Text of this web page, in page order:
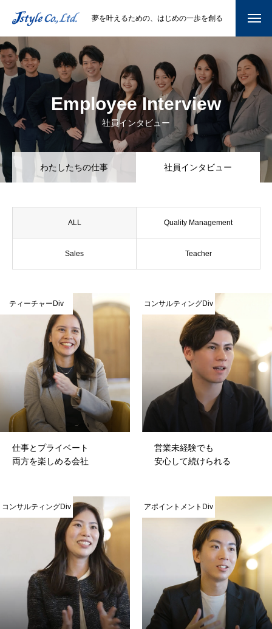
夢を叶えるための、はじめの一歩を創る
Employee Interview
社員インタビュー
わたしたちの仕事 社員インタビュー
ALL Quality Management
Sales Teacher
ティーチャーDiv
仕事とプライベート
両方を楽しめる会社
コンサルティングDiv
営業未経験でも
安心して続けられる
コンサルティングDiv アポイントメントDiv